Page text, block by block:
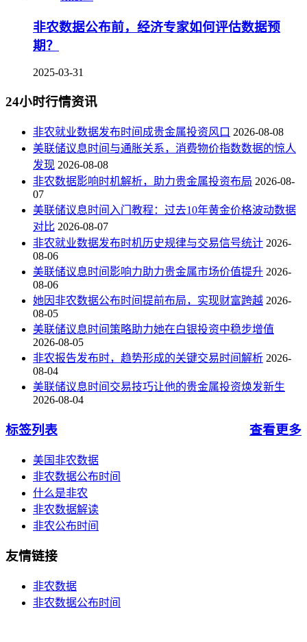
非农数据公布前，经济专家如何评估数据预
期？
2025-03-31
24小时行情资讯
非农就业数据发布时间成贵金属投资风口 2026-08-08
美联储议息时间与通胀关系，消费物价指数数据的惊人
发现 2026-08-08
非农数据影响时机解析，助力贵金属投资布局 2026-08-
07
美联储议息时间入门教程：过去10年黄金价格波动数据
对比 2026-08-07
非农就业数据发布时机历史规律与交易信号统计 2026-
08-06
美联储议息时间影响力助力贵金属市场价值提升 2026-
08-06
她因非农数据公布时间提前布局，实现财富跨越 2026-
08-05
美联储议息时间策略助力她在白银投资中稳步增值
2026-08-05
非农报告发布时，趋势形成的关键交易时间解析 2026-
08-04
美联储议息时间交易技巧让他的贵金属投资焕发新生
2026-08-04
标签列表 查看更多
美国非农数据
非农数据公布时间
什么是非农
非农数据解读
非农公布时间
友情链接
非农数据
非农数据公布时间